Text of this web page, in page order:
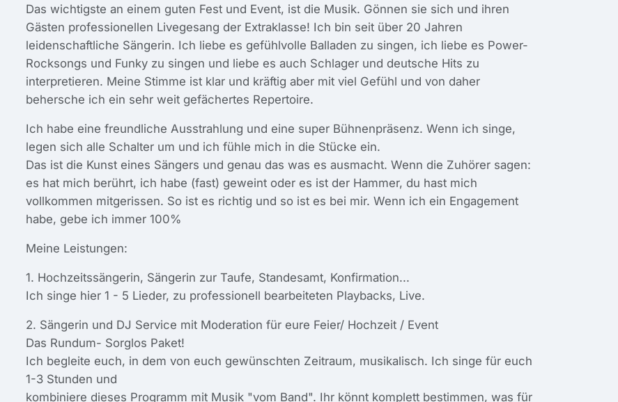
Das wichtigste an einem guten Fest und Event, ist die Musik. Gönnen sie sich und ihren
Gästen professionellen Livegesang der Extraklasse! Ich bin seit über 20 Jahren
leidenschaftliche Sängerin. Ich liebe es gefühlvolle Balladen zu singen, ich liebe es Power-
Rocksongs und Funky zu singen und liebe es auch Schlager und deutsche Hits zu
interpretieren. Meine Stimme ist klar und kräftig aber mit viel Gefühl und von daher
behersche ich ein sehr weit gefächertes Repertoire.
Ich habe eine freundliche Ausstrahlung und eine super Bühnenpräsenz. Wenn ich singe,
legen sich alle Schalter um und ich fühle mich in die Stücke ein.
Das ist die Kunst eines Sängers und genau das was es ausmacht. Wenn die Zuhörer sagen:
es hat mich berührt, ich habe (fast) geweint oder es ist der Hammer, du hast mich
vollkommen mitgerissen. So ist es richtig und so ist es bei mir. Wenn ich ein Engagement
habe, gebe ich immer 100%
Meine Leistungen:
1. Hochzeitssängerin, Sängerin zur Taufe, Standesamt, Konfirmation...
Ich singe hier 1 - 5 Lieder, zu professionell bearbeiteten Playbacks, Live.
2. Sängerin und DJ Service mit Moderation für eure Feier/ Hochzeit / Event
Das Rundum- Sorglos Paket!
Ich begleite euch, in dem von euch gewünschten Zeitraum, musikalisch. Ich singe für euch
1-3 Stunden und
kombiniere dieses Programm mit Musik "vom Band". Ihr könnt komplett bestimmen, was für